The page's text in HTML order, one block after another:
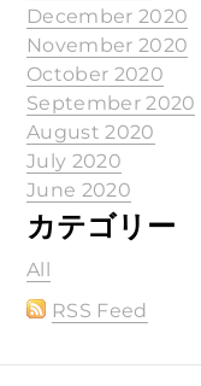
December 2020
November 2020
October 2020
September 2020
August 2020
July 2020
June 2020
カテゴリー
All
RSS Feed